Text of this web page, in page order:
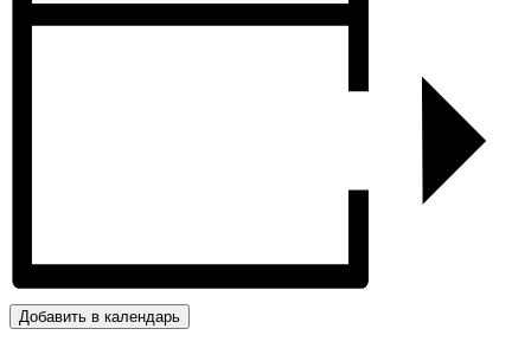
Добавить в календарь